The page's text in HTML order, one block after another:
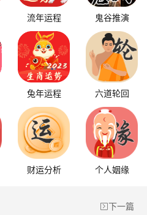
流年运程 鬼谷推演
兔年运程 六道轮回
财运分析 个人姻缘
下一篇